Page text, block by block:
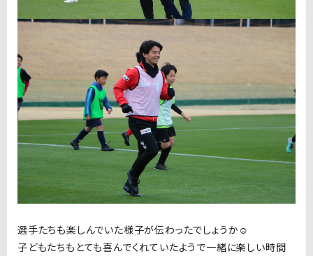
選手たちも楽しんでいた様子が伝わったでしょうか☺️
子どもたちもとても喜んでくれていたようで一緒に楽しい時間